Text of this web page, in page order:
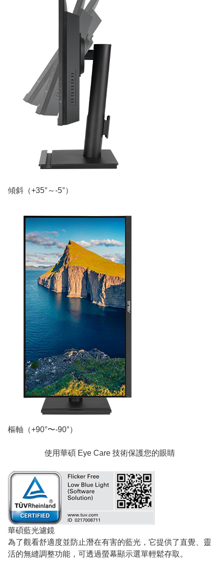
傾斜（+35°～-5°）
樞軸（+90°〜-90°）
使用華碩 Eye Care 技術保護您的眼睛
華碩藍光濾鏡
為了觀看舒適度並防止潛在有害的藍光，它提供了直覺、靈
活的無縫調整功能，可透過螢幕顯示選單輕鬆存取。